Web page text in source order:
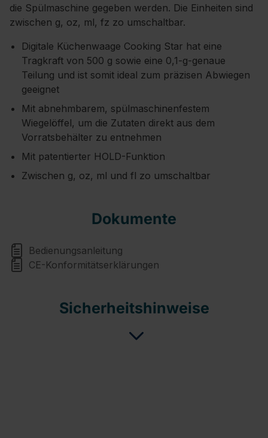
die Spülmaschine gegeben werden. Die Einheiten sind
zwischen g, oz, ml, fz zo umschaltbar.
Digitale Küchenwaage Cooking Star hat eine
Tragkraft von 500 g sowie eine 0,1-g-genaue
Teilung und ist somit ideal zum präzisen Abwiegen
geeignet
Mit abnehmbarem, spülmaschinenfestem
Wiegelöffel, um die Zutaten direkt aus dem
Vorratsbehälter zu entnehmen
Mit patentierter HOLD-Funktion
Zwischen g, oz, ml und fl zo umschaltbar
Dokumente
Bedienungsanleitung
CE-Konformitätserklärungen
Sicherheitshinweise